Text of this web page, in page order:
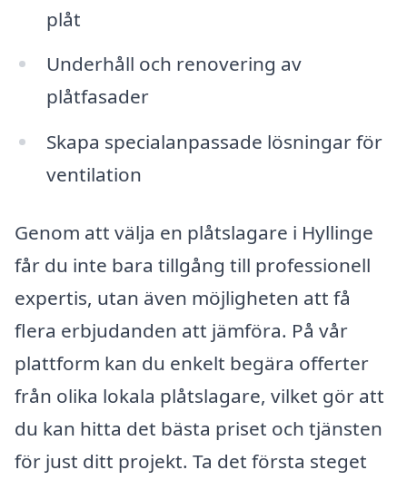
plåt
Underhåll och renovering av
plåtfasader
Skapa specialanpassade lösningar för
ventilation
Genom att välja en plåtslagare i Hyllinge
får du inte bara tillgång till professionell
expertis, utan även möjligheten att få
flera erbjudanden att jämföra. På vår
plattform kan du enkelt begära offerter
från olika lokala plåtslagare, vilket gör att
du kan hitta det bästa priset och tjänsten
för just ditt projekt. Ta det första steget